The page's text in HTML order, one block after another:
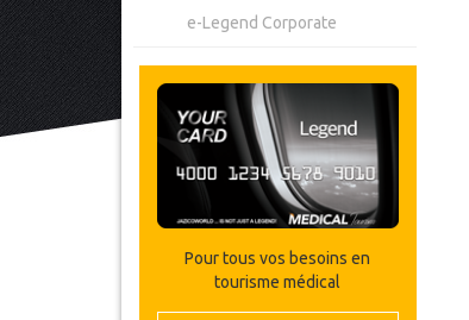
e-Legend Corporate
Pour tous vos besoins en
tourisme médical